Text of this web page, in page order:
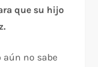
que su hijo
aún no sabe